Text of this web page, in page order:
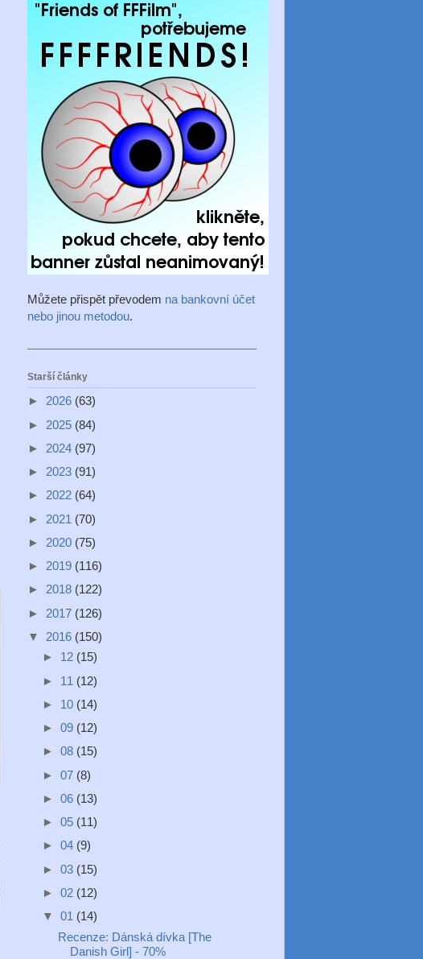
Můžete přispět převodem na bankovní účet
nebo jinou metodou.
Starší články
► 2026 (63)
► 2025 (84)
► 2024 (97)
► 2023 (91)
► 2022 (64)
► 2021 (70)
► 2020 (75)
► 2019 (116)
► 2018 (122)
► 2017 (126)
▼ 2016 (150)
► 12 (15)
► 11 (12)
► 10 (14)
► 09 (12)
► 08 (15)
► 07 (8)
► 06 (13)
► 05 (11)
► 04 (9)
► 03 (15)
► 02 (12)
▼ 01 (14)
Recenze: Dánská dívka [The
Danish Girl] - 70%